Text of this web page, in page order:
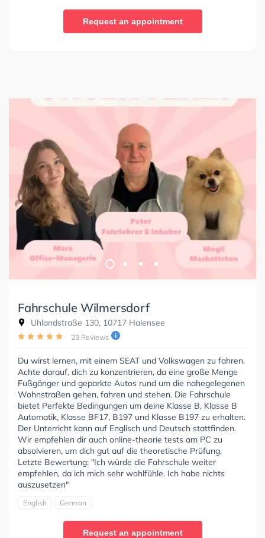
Request an appointment
Fahrschule Wilmersdorf
Uhlandstraße 130, 10717 Halensee
23 Reviews
Du wirst lernen, mit einem SEAT und Volkswagen zu fahren.
Achte darauf, dich zu konzentrieren, da eine große Menge
Fußgänger und geparkte Autos rund um die nahegelegenen
Wohnstraßen gehen, fahren und stehen. Die Fahrschule
bietet Perfekte Bedingungen um deine Klasse B, Klasse B
Automatik, Klasse BF17, B197 und Klasse B197 zu erhalten.
Der Unterricht kann auf Englisch und Deutsch stattfinden.
Wir empfehlen dir auch online-theorie tests am PC zu
absolvieren, um dich gut auf die theoretische Prüfung.
Letzte Bewertung: "Ich würde die Fahrschule weiter
empfehlen, da ich mich sehr wohlfühle. Ich habe nichts
auszusetzen"
English German
Request an appointment